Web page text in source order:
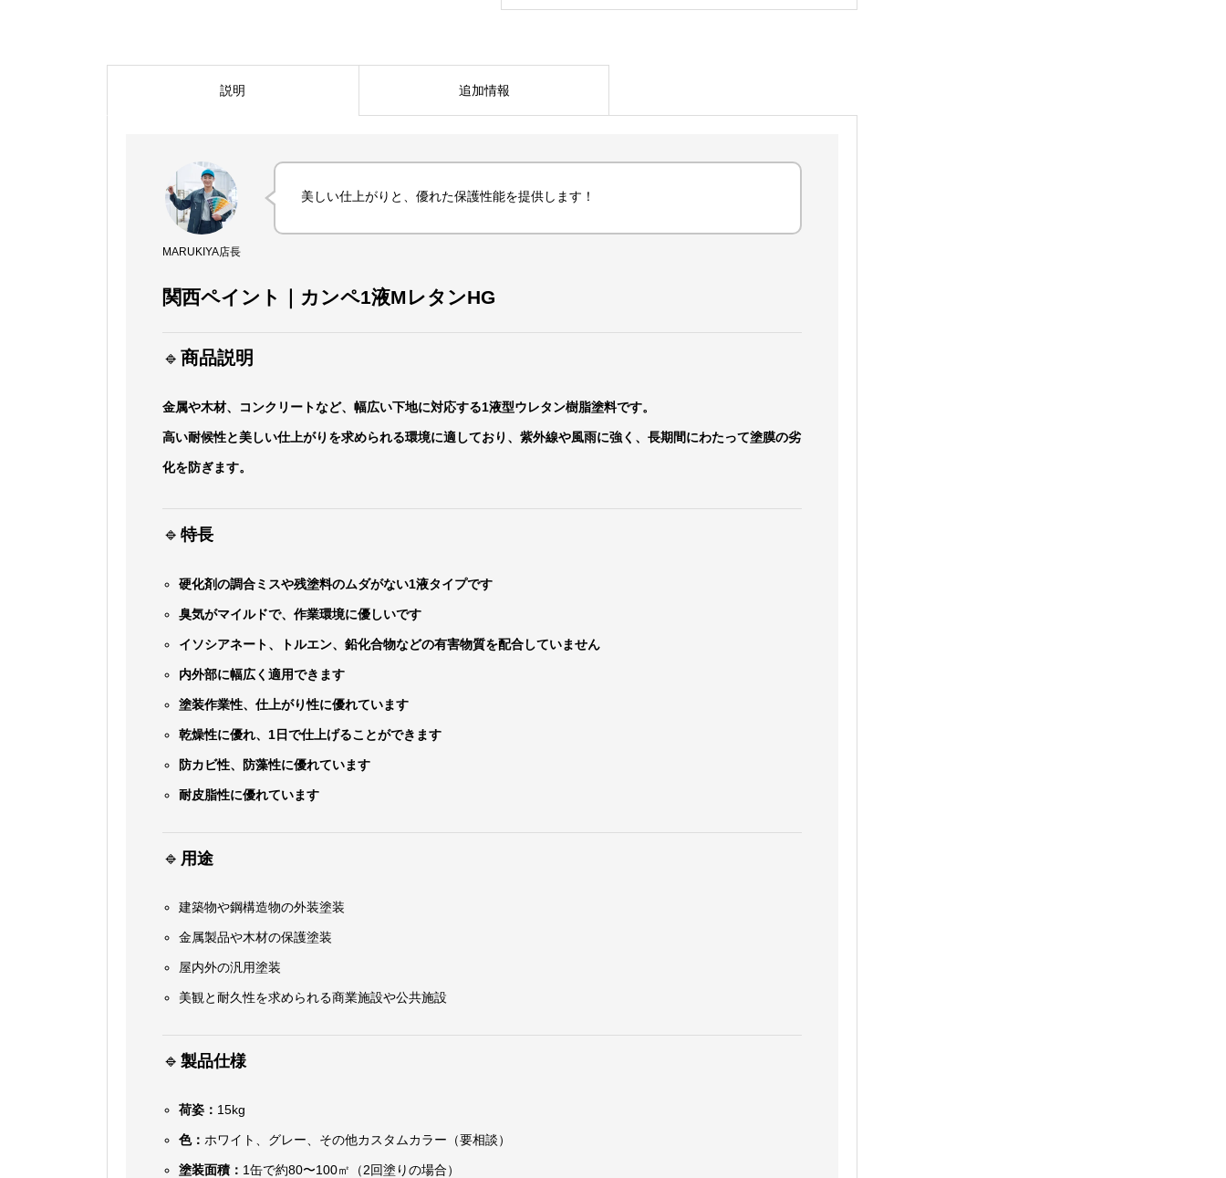
説明 追加情報
MARUKIYA店長
美しい仕上がりと、優れた保護性能を提供します！
関西ペイント｜カンペ1液MレタンHG
🔹 商品説明
金属や木材、コンクリートなど、幅広い下地に対応する1液型ウレタン樹脂塗料です。
高い耐候性と美しい仕上がりを求められる環境に適しており、紫外線や風雨に強く、長期間にわたって塗膜の劣
化を防ぎます。
🔹 特長
硬化剤の調合ミスや残塗料のムダがない1液タイプです
臭気がマイルドで、作業環境に優しいです
イソシアネート、トルエン、鉛化合物などの有害物質を配合していません
内外部に幅広く適用できます
塗装作業性、仕上がり性に優れています
乾燥性に優れ、1日で仕上げることができます
防カビ性、防藻性に優れています
耐皮脂性に優れています
🔹 用途
建築物や鋼構造物の外装塗装
金属製品や木材の保護塗装
屋内外の汎用塗装
美観と耐久性を求められる商業施設や公共施設
🔹 製品仕様
荷姿： 15kg
色： ホワイト、グレー、その他カスタムカラー（要相談）
塗装面積： 1缶で約80〜100㎡（2回塗りの場合）